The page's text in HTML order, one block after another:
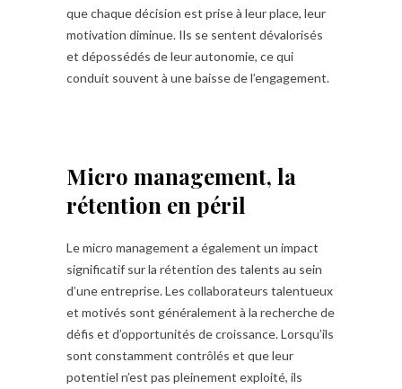
que chaque décision est prise à leur place, leur
motivation diminue. Ils se sentent dévalorisés
et dépossédés de leur autonomie, ce qui
conduit souvent à une baisse de l’engagement.
Micro management, la
rétention en péril
Le micro management a également un impact
significatif sur la rétention des talents au sein
d’une entreprise. Les collaborateurs talentueux
et motivés sont généralement à la recherche de
défis et d’opportunités de croissance. Lorsqu’ils
sont constamment contrôlés et que leur
potentiel n’est pas pleinement exploité, ils